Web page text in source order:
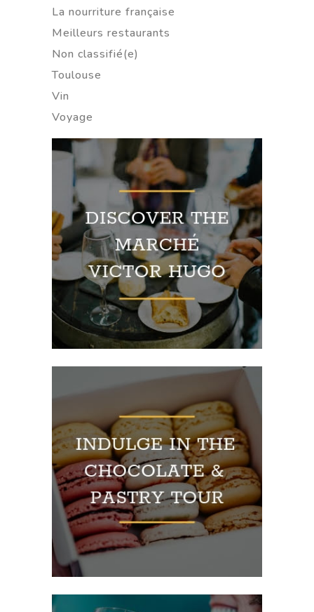
La nourriture française
Meilleurs restaurants
Non classifié(e)
Toulouse
Vin
Voyage